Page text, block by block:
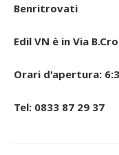
Benritrovati
Edil VN è in Via
Orari d'apertura:
Tel: 0833 87 29 37